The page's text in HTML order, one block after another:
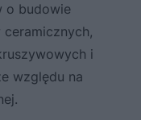
o budowie
i
względu na